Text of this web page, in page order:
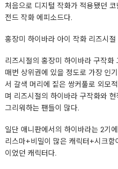
처음으로 디지털 작화가 적용됐던
전드 작화 에피소드다.
홍장미 하이바라 아이 작화 리즈시절
리즈시절의 홍장미 하이바라 구작화
매번 상위권에 있을 정도로 가장 인
서 갈색 머리에 짙은 쌍커풀로 외모
며 리즈시절의 하이바라 구작화와
그리워하는 팬들이 많다.
일단 애니판에서의 하이바라는 2기
리스마+비밀이 많은 캐릭터+시크
이었던 캐릭터다.